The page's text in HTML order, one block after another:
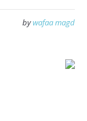
bywafaa magd